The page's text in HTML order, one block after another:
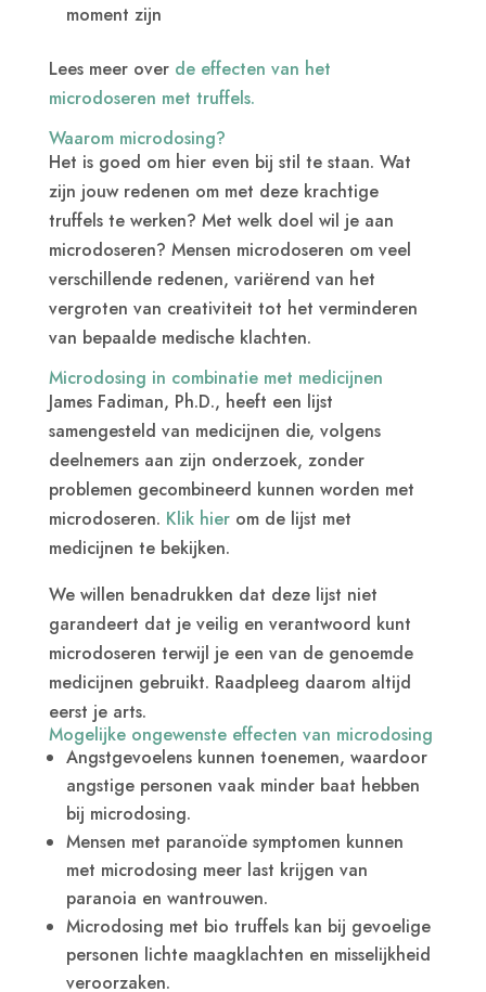
moment zijn
Lees meer over de effecten van het
microdoseren met truffels.
Waarom microdosing?
Het is goed om hier even bij stil te staan. Wat
zijn jouw redenen om met deze krachtige
truffels te werken? Met welk doel wil je aan
microdoseren? Mensen microdoseren om veel
verschillende redenen, variërend van het
vergroten van creativiteit tot het verminderen
van bepaalde medische klachten.
Microdosing in combinatie met medicijnen
James Fadiman, Ph.D., heeft een lijst
samengesteld van medicijnen die, volgens
deelnemers aan zijn onderzoek, zonder
problemen gecombineerd kunnen worden met
microdoseren. Klik hierom de lijst met
medicijnen te bekijken.
We willen benadrukken dat deze lijst niet
garandeert dat je veilig en verantwoord kunt
microdoseren terwijl je een van de genoemde
medicijnen gebruikt. Raadpleeg daarom altijd
eerst je arts.
Mogelijke ongewenste effecten van microdosing
Angstgevoelens kunnen toenemen, waardoor
angstige personen vaak minder baat hebben
bij microdosing.
Mensen met paranoïde symptomen kunnen
met microdosing meer last krijgen van
paranoia en wantrouwen.
Microdosing met bio truffels kan bij gevoelige
personen lichte maagklachten en misselijkheid
veroorzaken.